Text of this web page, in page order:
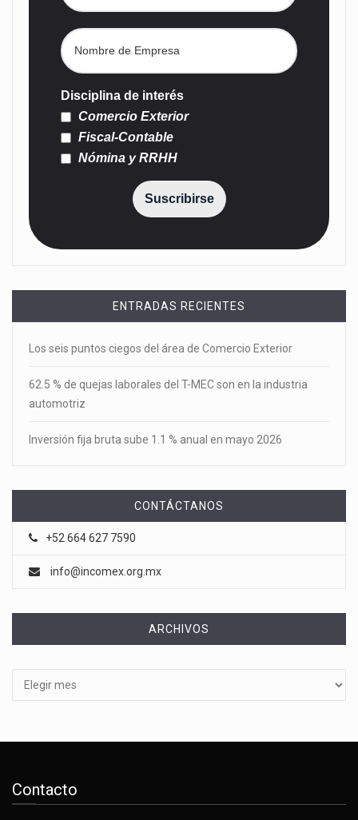
Disciplina de interés
Comercio Exterior
Fiscal-Contable
Nómina y RRHH
Suscribirse
ENTRADAS RECIENTES
Los seis puntos ciegos del área de Comercio Exterior
62.5 % de quejas laborales del T-MEC son en la industria
automotriz
Inversión fija bruta sube 1.1 % anual en mayo 2026
CONTÁCTANOS
+52 664 627 7590
info@incomex.org.mx
ARCHIVOS
Contacto